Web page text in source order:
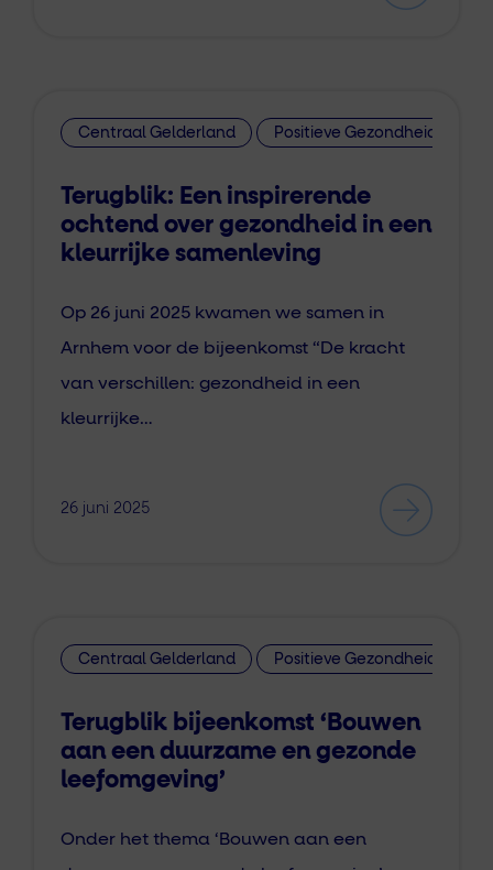
Centraal Gelderland Positieve Gezondheid
Terugblik: Een inspirerende
ochtend over gezondheid in een
kleurrijke samenleving
Op 26 juni 2025 kwamen we samen in
Arnhem voor de bijeenkomst “De kracht
van verschillen: gezondheid in een
kleurrijke…
26 juni 2025
Centraal Gelderland Positieve Gezondheid
Terugblik bijeenkomst ‘Bouwen
aan een duurzame en gezonde
leefomgeving’
Onder het thema ‘Bouwen aan een